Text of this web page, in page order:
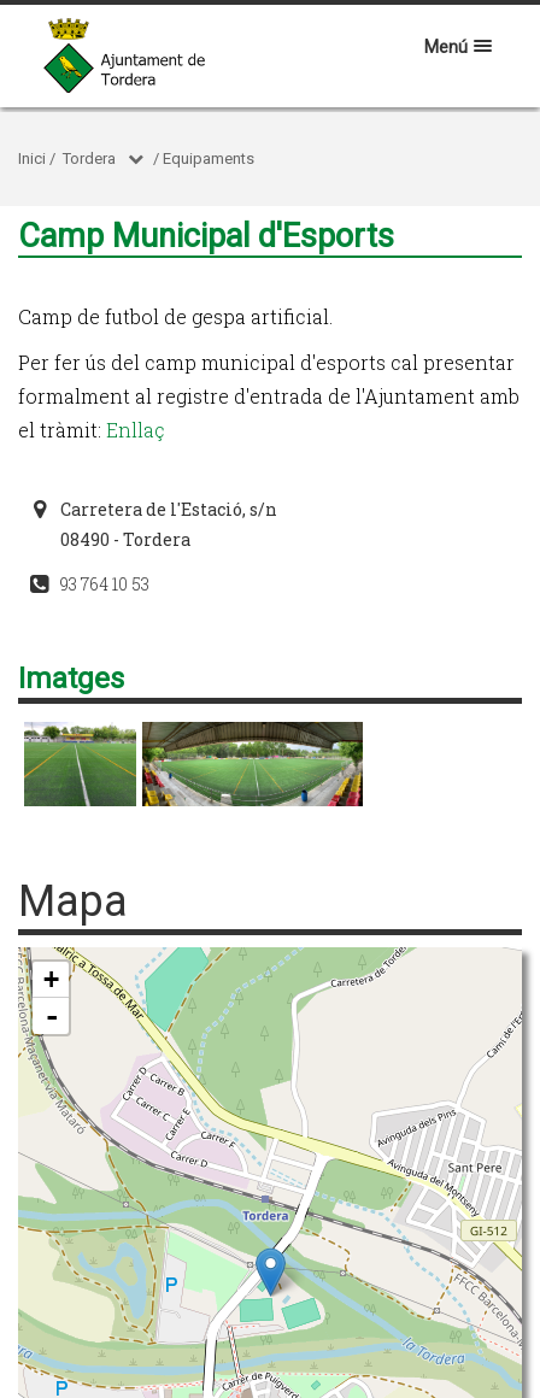
Menú
Inici / Tordera / Equipaments
Camp Municipal d'Esports
Camp de futbol de gespa artificial.
Per fer ús del camp municipal d'esports cal presentar
formalment al registre d'entrada de l'Ajuntament amb
el tràmit: Enllaç
Carretera de l'Estació, s/n
08490 - Tordera
93 764 10 53
Imatges
Mapa
+
-